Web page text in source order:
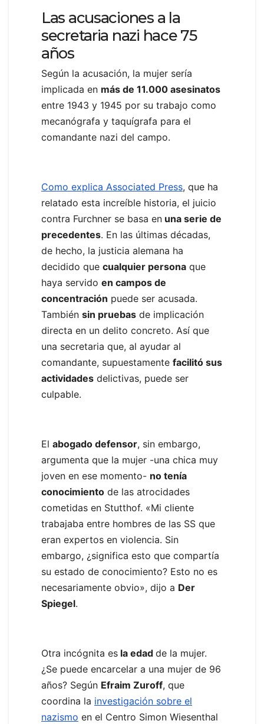
Las acusaciones a la
secretaria nazi hace 75
años
Según la acusación, la mujer sería
implicada en más de 11.000 asesinatos
entre 1943 y 1945 por su trabajo como
mecanógrafa y taquígrafa para el
comandante nazi del campo.
Como explica Associated Press, que ha
relatado esta increíble historia, el juicio
contra Furchner se basa en una serie de
precedentes. En las últimas décadas,
de hecho, la justicia alemana ha
decidido que cualquier persona que
haya servido en campos de
concentración puede ser acusada.
También sin pruebas de implicación
directa en un delito concreto. Así que
una secretaria que, al ayudar al
comandante, supuestamente facilitó sus
actividades delictivas, puede ser
culpable.
El abogado defensor, sin embargo,
argumenta que la mujer -una chica muy
joven en ese momento- no tenía
conocimiento de las atrocidades
cometidas en Stutthof. «Mi cliente
trabajaba entre hombres de las SS que
eran expertos en violencia. Sin
embargo, ¿significa esto que compartía
su estado de conocimiento? Esto no es
necesariamente obvio», dijo a Der
Spiegel.
Otra incógnita es la edad de la mujer.
¿Se puede encarcelar a una mujer de 96
años? Según Efraim Zuroff, que
coordina la investigación sobre el
nazismo en el Centro Simon Wiesenthal